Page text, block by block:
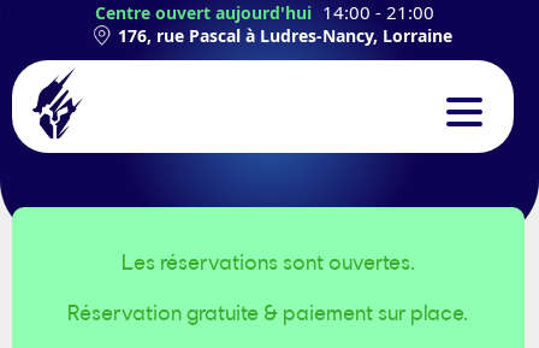
Centre ouvert aujourd'hui 14:00 - 21:00
176, rue Pascal à Ludres-Nancy, Lorraine
EXPÉRIENCES
TEAMBUILDING
Les réservations sont ouvertes.
Réservation gratuite & paiement sur place.